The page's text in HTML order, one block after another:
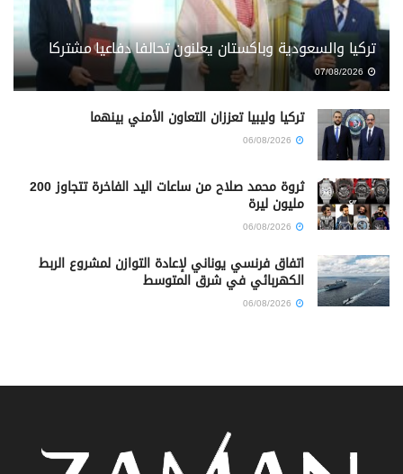
تركيا والسعودية وباكستان يعلنون تحالفا دفاعيا مشتركا
تركيا وليبيا تعززان التعاون الأمني بينهما
ثروة محمد صلاح من ساعات اليد الفاخرة تتجاوز 200
مليون ليرة
اتفاق فرنسي يوناني لإعادة التوازن لمشروع الربط
الكهربائي في شرق المتوسط